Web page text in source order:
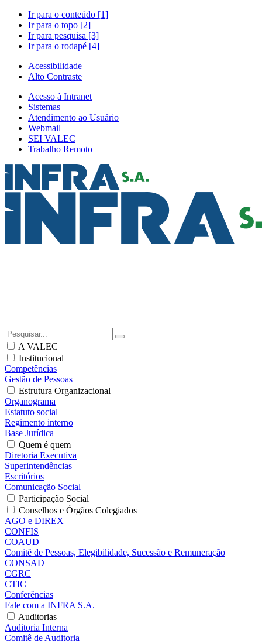
Ir para o conteúdo [1]
Ir para o topo [2]
Ir para pesquisa [3]
Ir para o rodapé [4]
Acessibilidade
Alto Contraste
Acesso à Intranet
Sistemas
Atendimento ao Usuário
Webmail
SEI VALEC
Trabalho Remoto
A VALEC
Institucional
Competências
Gestão de Pessoas
Estrutura Organizacional
Organograma
Estatuto social
Regimento interno
Base Jurídica
Quem é quem
Diretoria Executiva
Superintendências
Escritórios
Comunicação Social
Participação Social
Conselhos e Órgãos Colegiados
AGO e DIREX
CONFIS
COAUD
Comitê de Pessoas, Elegibilidade, Sucessão e Remuneração
CONSAD
CGRC
CTIC
Conferências
Fale com a INFRA S.A.
Auditorias
Auditoria Interna
Comitê de Auditoria